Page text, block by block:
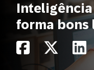
forma bons